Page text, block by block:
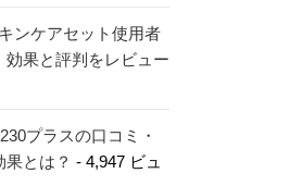
ンケアセット使用者
果と評判をレビュー
プラスの口コミ・
とは？ - 4,947 ビュ